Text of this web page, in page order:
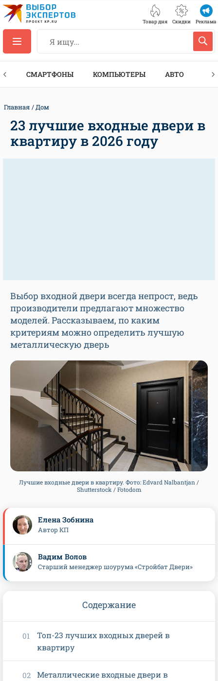
Товар дня Скидки Реклама
СМАРТФОНЫ КОМПЬЮТЕРЫ АВТО
Главная Дом
23 лучшие входные двери в
квартиру в 2026 году
Выбор входной двери всегда непрост, ведь
производители предлагают множество
моделей. Рассказываем, по каким
критериям можно определить лучшую
металлическую дверь
Лучшие входные двери в квартиру. Фото: Edvard Nalbantjan /
Shutterstock / Fotodom
Елена Зобнина
Автор КП
Вадим Волов
Старший менеджер шоурума «Стройбат Двери»
Содержание
Топ-23 лучших входных дверей в
квартиру
Металлические входные двери в